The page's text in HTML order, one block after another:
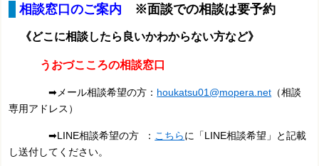
相談窓口のご案内 ※面談での相談は要予約
《どこに相談したら良いかわからない方など》
うおづこころの相談窓口
➡メール相談希望の方： houkatsu01@mopera.net （相談
専用アドレス）
➡LINE相談希望の方 ： こちらに「LINE相談希望」と記載
し送付してください。